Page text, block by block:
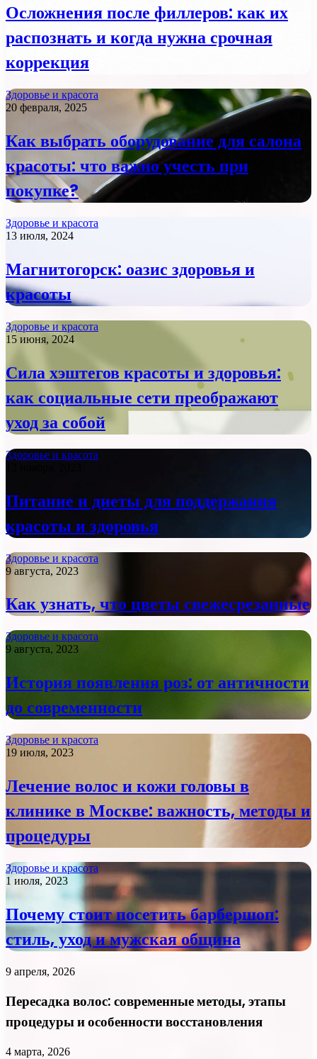
Осложнения после филлеров: как их
распознать и когда нужна срочная
коррекция
Здоровье и красота
20 февраля, 2025
Как выбрать оборудование для салона
красоты: что важно учесть при
покупке?
Здоровье и красота
13 июля, 2024
Магнитогорск: оазис здоровья и
красоты
Здоровье и красота
15 июня, 2024
Сила хэштегов красоты и здоровья:
как социальные сети преображают
уход за собой
Здоровье и красота
Питание и диеты для поддержания
красоты и здоровья
Здоровье и красота
9 августа, 2023
Как узнать, что цветы свежесрезанные
Здоровье и красота
9 августа, 2023
История появления роз: от античности
до современности
Здоровье и красота
19 июля, 2023
Лечение волос и кожи головы в
клинике в Москве: важность, методы и
процедуры
Здоровье и красота
1 июля, 2023
Почему стоит посетить барбершоп:
стиль, уход и мужская община
9 апреля, 2026
Пересадка волос: современные методы, этапы
процедуры и особенности восстановления
4 марта, 2026